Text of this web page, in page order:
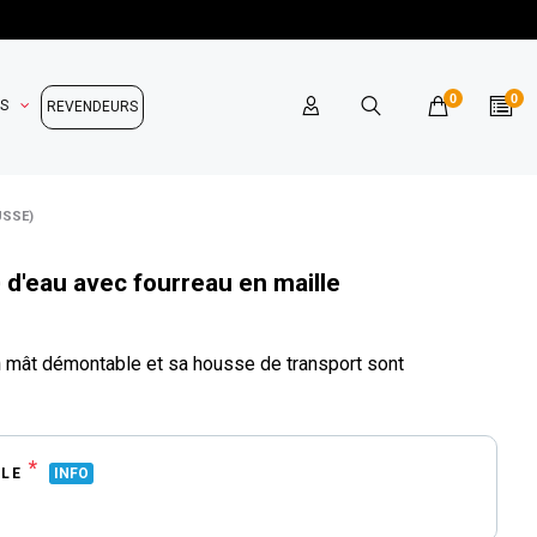
REVENDEURS
0 0
avec fourreau en maille
démontable et sa housse de transport sont
* INFO